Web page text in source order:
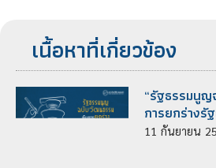
เนื้อหาที่เกี่ยวข้อง
“รัฐธรรมนู
การยกร่างรั
11 กันยายน